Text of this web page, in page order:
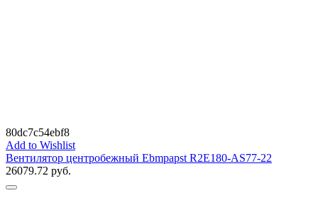
80dc7c54ebf8
Add to Wishlist
Вентилятор центробежный Ebmpapst R2E180-AS77-22
26079.72 руб.